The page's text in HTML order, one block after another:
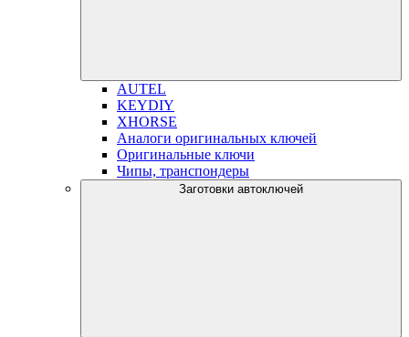
AUTEL
KEYDIY
XHORSE
Аналоги оригинальных ключей
Оригинальные ключи
Чипы, транспондеры
Заготовки автоключей